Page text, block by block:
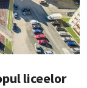
liceelor